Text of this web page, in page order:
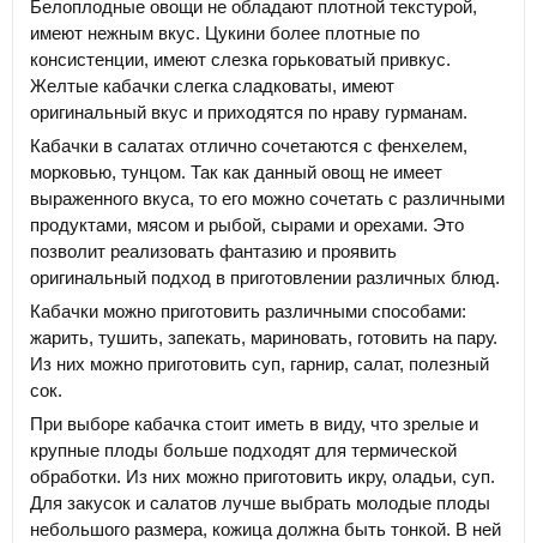
Белоплодные овощи не обладают плотной текстурой,
имеют нежным вкус. Цукини более плотные по
консистенции, имеют слезка горьковатый привкус.
Желтые кабачки слегка сладковаты, имеют
оригинальный вкус и приходятся по нраву гурманам.
Кабачки в салатах отлично сочетаются с фенхелем,
морковью, тунцом. Так как данный овощ не имеет
выраженного вкуса, то его можно сочетать с различными
продуктами, мясом и рыбой, сырами и орехами. Это
позволит реализовать фантазию и проявить
оригинальный подход в приготовлении различных блюд.
Кабачки можно приготовить различными способами:
жарить, тушить, запекать, мариновать, готовить на пару.
Из них можно приготовить суп, гарнир, салат, полезный
сок.
При выборе кабачка стоит иметь в виду, что зрелые и
крупные плоды больше подходят для термической
обработки. Из них можно приготовить икру, оладьи, суп.
Для закусок и салатов лучше выбрать молодые плоды
небольшого размера, кожица должна быть тонкой. В ней